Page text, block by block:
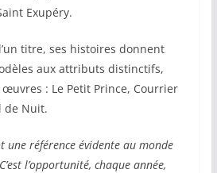
Exupéry.
titre, ses histoires donnent
aux attributs distinctifs,
: Le Petit Prince, Courrier
de Nuit.
une référence évidente au monde
l’opportunité, chaque année,